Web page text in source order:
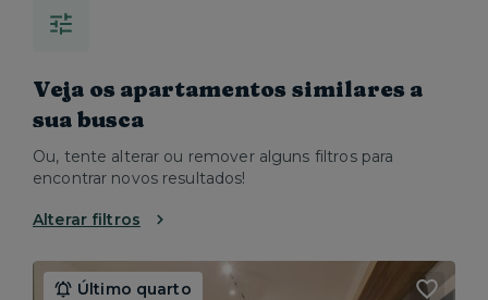
Veja os apartamentos similares a
sua busca
Ou, tente alterar ou remover alguns filtros para
encontrar novos resultados!
Alterar filtros
Último quarto